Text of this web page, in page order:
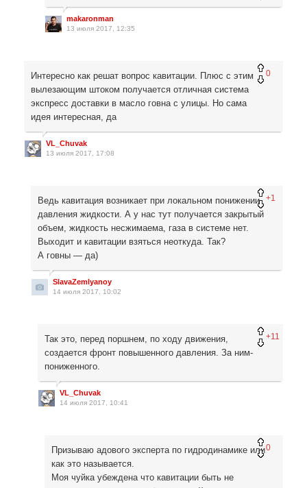
makaronman
13 июля 2017, 12:35
0
Интересно как решат вопрос кавитации. Плюс с этим
вылезающим штоком получается отличная система
экспресс доставки в масло говна с улицы. Но сама
идея интересная, да
VL_Chuvak
13 июля 2017, 17:08
+1
Ведь кавитация возникает при локальном понижении
давления жидкости. А у нас тут получается закрытый
объем, жидкость несжимаема, газа в системе нет.
Выходит и кавитации взяться неоткуда. Так?
А говны — да)
SlavaZemlyanoy
14 июля 2017, 10:02
+11
Так это, перед поршнем, по ходу движения,
создается фронт повышенного давления. За ним-
пониженного.
VL_Chuvak
14 июля 2017, 10:41
0
Призываю адового эксперта по гидродинамике или
как это называется.
Моя чуйка убеждена что кавитации быть не